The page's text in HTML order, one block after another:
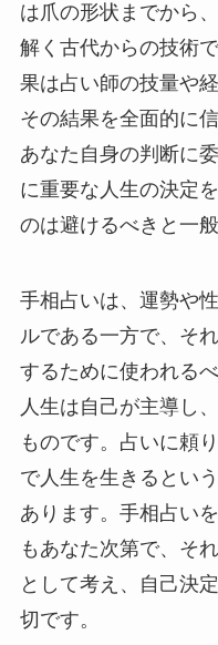
は爪の形状までから
解く古代からの技術
果は占い師の技量や
その結果を全面的に
あなた自身の判断に
に重要な人生の決定
のは避けるべきと一
手相占いは、運勢や
ルである一方で、そ
するために使われる
人生は自己が主導し
ものです。占いに頼
で人生を生きるとい
あります。手相占い
もあなた次第で、そ
として考え、自己決
切です。